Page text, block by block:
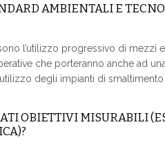
AMBIENTALI E
l’utilizzo progressivo di mezzi
che porteranno anche ad
degli impianti di
OBIETTIVI MISURABILI